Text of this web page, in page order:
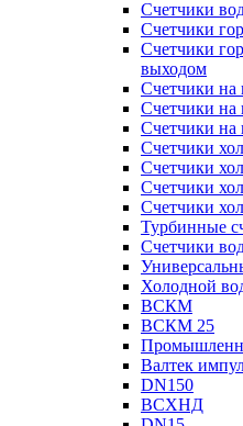
Счетчики
Счетчики
Счетчики
выходом
Счетчики
Счетчики
Счетчики
Счетчики
Счетчики
Счетчики
Счетчики
Турбинные
Счетчики
Холодной
ВСКМ
ВСКМ 25
Валтек
DN150
ВСХНД